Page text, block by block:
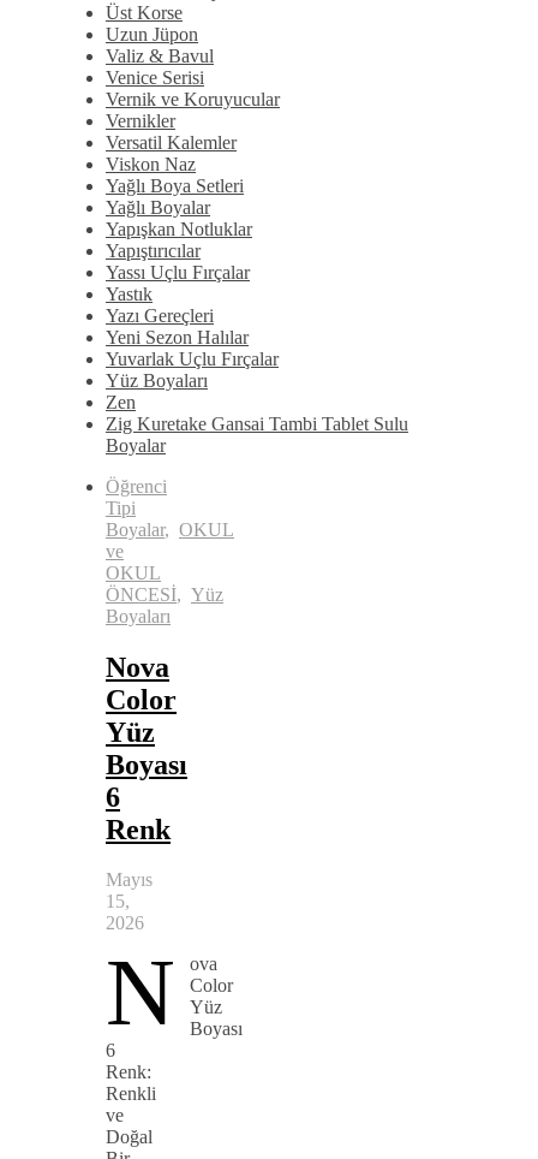
Üst Korse
Uzun Jüpon
Valiz & Bavul
Venice Serisi
Vernik ve Koruyucular
Vernikler
Versatil Kalemler
Viskon Naz
Yağlı Boya Setleri
Yağlı Boyalar
Yapışkan Notluklar
Yapıştırıcılar
Yassı Uçlu Fırçalar
Yastık
Yazı Gereçleri
Yeni Sezon Halılar
Yuvarlak Uçlu Fırçalar
Yüz Boyaları
Zen
​Zig Kuretake Gansai Tambi Tablet Sulu
Boyalar
Öğrenci
Tipi
Boyalar, OKUL
ve
OKUL
ÖNCESİ, Yüz
Boyaları
Nova
Color
Yüz
Boyası
6
Renk
Mayıs
15,
2026
N
ova
Color
Yüz
Boyası
6
Renk:
Renkli
ve
Doğal